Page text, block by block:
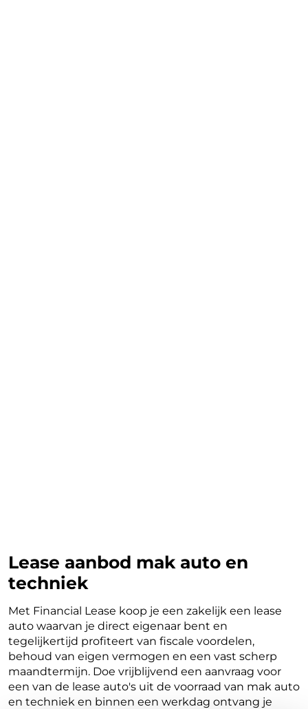
Lease aanbod mak auto en
techniek
Met Financial Lease koop je een zakelijk een lease
auto waarvan je direct eigenaar bent en
tegelijkertijd profiteert van fiscale voordelen,
behoud van eigen vermogen en een vast scherp
maandtermijn. Doe vrijblijvend een aanvraag voor
een van de lease auto's uit de voorraad van mak auto
en techniek en binnen een werkdag ontvang je